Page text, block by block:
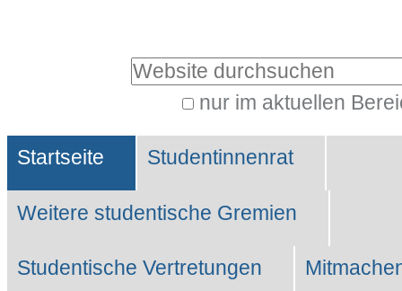
Website durchsuchen
nur im aktuellen
Suche…
Sektionen
Startseite Studentinnenrat
Weitere studentische Gremien
Studentische Vertretungen